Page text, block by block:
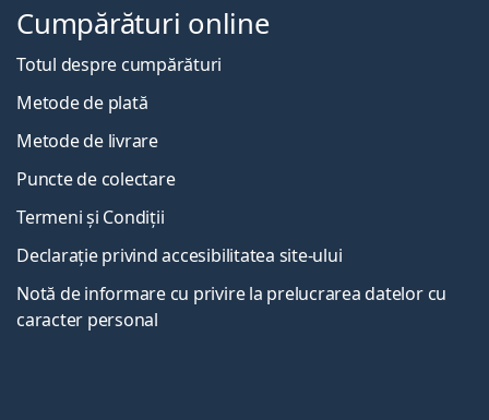
Cumpărături online
Totul despre cumpărături
Metode de plată
Metode de livrare
Puncte de colectare
Termeni și Condiții
Declarație privind accesibilitatea site-ului
Notă de informare cu privire la prelucrarea datelor cu
caracter personal